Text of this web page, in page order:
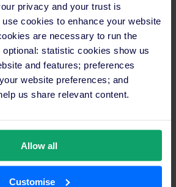
privacy and your trust is
cookies to enhance your website
are necessary to run the
statistic cookies show us
and features; preferences
website preferences; and
us share relevant content.
Allow all
Customise
läuft keine Software
Zufriedenheit des jeweiligen
ist es viel wert, einen guten
zu haben. Aber was, wenn zwei
wie bei dieser Zwei-Wege-
man bei einer Frage oder einem
Ansprechpartner kontaktieren? Da
bei uns die Eingabe im PMS
alles wieder im PMS